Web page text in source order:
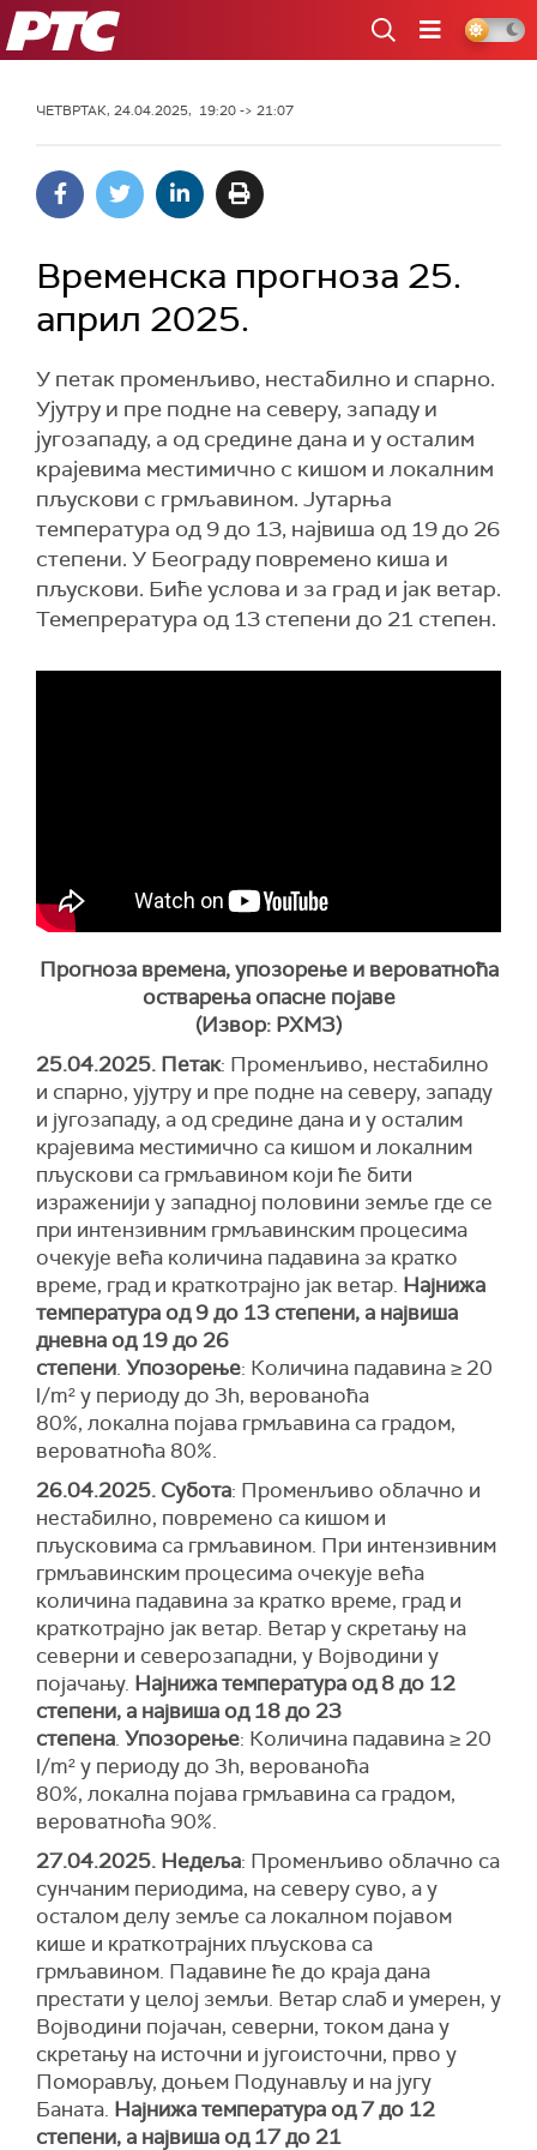
РТС
ЧЕТВРТАК, 24.04.2025, 19:20 -> 21:07
Временска прогноза 25.
април 2025.
У петак променљиво, нестабилно и спарно.
Ујутру и пре подне на северу, западу и
југозападу, а од средине дана и у осталим
крајевима местимично с кишом и локалним
пљускови с грмљавином. Јутарња
температура од 9 до 13, највиша од 19 до 26
степени. У Београду повремено киша и
пљускови. Биће услова и за град и јак ветар.
Темепрература од 13 степени до 21 степен.
Прогноза времена, упозорење и вероватноћа
остварења опасне појаве
(Извор: РХМЗ)
25.04.2025. Петак: Променљиво, нестабилно
и спарно, ујутру и пре подне на северу, западу
и југозападу, а од средине дана и у осталим
крајевима местимично са кишом и локалним
пљускови са грмљавином који ће бити
израженији у западној половини земље где се
при интензивним грмљавинским процесима
очекује већа количина падавина за кратко
време, град и краткотрајно јак ветар. Најнижа
температура од 9 до 13 степени, а највиша
дневна од 19 до 26
степени. Упозорење: Количина падавина ≥ 20
l/m² у периоду до 3h, верованоћа
80%, локална појава грмљавина са градом,
вероватноћа 80%.
26.04.2025. Субота: Променљиво облачно и
нестабилно, повремено са кишом и
пљусковима са грмљавином. При интензивним
грмљавинским процесима очекује већа
количина падавина за кратко време, град и
краткотрајно јак ветар. Ветар у скретању на
северни и северозападни, у Војводини у
појачању. Најнижа температура од 8 до 12
степени, а највиша од 18 до 23
степена. Упозорење: Количина падавина ≥ 20
l/m² у периоду до 3h, верованоћа
80%, локална појава грмљавина са градом,
вероватноћа 90%.
27.04.2025. Недеља: Променљиво облачно са
сунчаним периодима, на северу суво, а у
осталом делу земље са локалном појавом
кише и краткотрајних пљускова са
грмљавином. Падавине ће до краја дана
престати у целој земљи. Ветар слаб и умерен, у
Војводини појачан, северни, током дана у
скретању на источни и југоисточни, прво у
Поморављу, доњем Подунављу и на југу
Баната. Најнижа температура од 7 до 12
степени, а највиша од 17 до 21